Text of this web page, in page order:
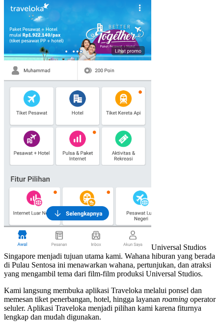
Universal Studios
Singapore menjadi tujuan utama kami. Wahana hiburan yang berada
di Pulau Sentosa ini menawarkan wahana, pertunjukan, dan atraksi
yang mengambil tema dari film-film produksi Universal Studios.
Kami langsung membuka aplikasi Traveloka melalui ponsel dan
memesan tiket penerbangan, hotel, hingga layanan roaming operator
seluler. Aplikasi Traveloka menjadi pilihan kami karena fiturnya
lengkap dan mudah digunakan.